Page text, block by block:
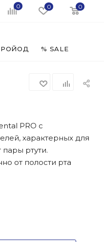
0 0 0
% SALE
PRO с
характерных для
ртути.
от полости рта